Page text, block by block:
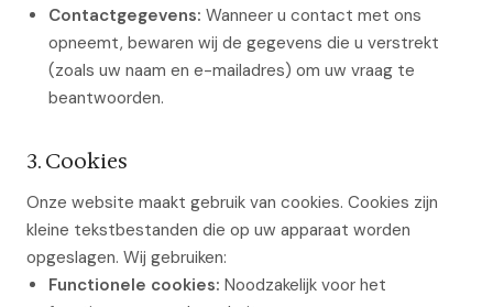
Contactgegevens: Wanneer u contact met ons
opneemt, bewaren wij de gegevens die u verstrekt
(zoals uw naam en e-mailadres) om uw vraag te
beantwoorden.
3. Cookies
Onze website maakt gebruik van cookies. Cookies zijn
kleine tekstbestanden die op uw apparaat worden
opgeslagen. Wij gebruiken:
Functionele cookies: Noodzakelijk voor het